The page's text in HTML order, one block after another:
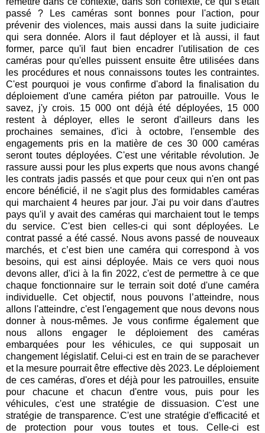
passé ? Les caméras sont bonnes pour l'action, pour
prévenir des violences, mais aussi dans la suite judiciaire
qui sera donnée. Alors il faut déployer et là aussi, il faut
former, parce qu'il faut bien encadrer l'utilisation de ces
caméras pour qu'elles puissent ensuite être utilisées dans
les procédures et nous connaissons toutes les contraintes.
C'est pourquoi je vous confirme d'abord la finalisation du
déploiement d'une caméra piéton par patrouille. Vous le
savez, j'y crois. 15 000 ont déjà été déployées, 15 000
restent à déployer, elles le seront d'ailleurs dans les
prochaines semaines, d'ici à octobre, l'ensemble des
engagements pris en la matière de ces 30 000 caméras
seront toutes déployées. C'est une véritable révolution. Je
rassure aussi pour les plus experts que nous avons changé
les contrats jadis passés et que pour ceux qui n'en ont pas
encore bénéficié, il ne s'agit plus des formidables caméras
qui marchaient 4 heures par jour. J'ai pu voir dans d'autres
pays qu'il y avait des caméras qui marchaient tout le temps
du service. C'est bien celles-ci qui sont déployées. Le
contrat passé a été cassé. Nous avons passé de nouveaux
marchés, et c’est bien une caméra qui correspond à vos
besoins, qui est ainsi déployée. Mais ce vers quoi nous
devons aller, d'ici à la fin 2022, c'est de permettre à ce que
chaque fonctionnaire sur le terrain soit doté d'une caméra
individuelle. Cet objectif, nous pouvons l’atteindre, nous
allons l'atteindre, c'est l'engagement que nous devons nous
donner à nous-mêmes. Je vous confirme également que
nous allons engager le déploiement des caméras
embarquées pour les véhicules, ce qui supposait un
changement législatif. Celui-ci est en train de se parachever
et la mesure pourrait être effective dès 2023. Le déploiement
de ces caméras, d'ores et déjà pour les patrouilles, ensuite
pour chacune et chacun d'entre vous, puis pour les
véhicules, c'est une stratégie de dissuasion. C'est une
stratégie de transparence. C'est une stratégie d'efficacité et
de protection pour vous toutes et tous. Celle-ci est